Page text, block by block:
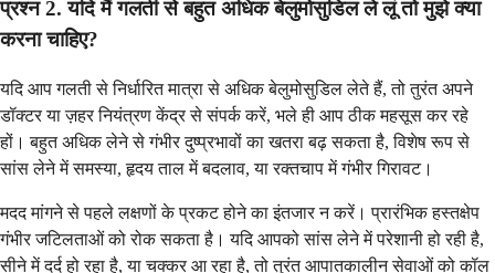
प्रश्न 2. यदि मैं गलती से बहुत अधिक बेलुमोसुडिल ले लूं तो मुझे क्या
करना चाहिए?
यदि आप गलती से निर्धारित मात्रा से अधिक बेलुमोसुडिल लेते हैं, तो तुरंत अपने
डॉक्टर या ज़हर नियंत्रण केंद्र से संपर्क करें, भले ही आप ठीक महसूस कर रहे
हों। बहुत अधिक लेने से गंभीर दुष्प्रभावों का खतरा बढ़ सकता है, विशेष रूप से
सांस लेने में समस्या, हृदय ताल में बदलाव, या रक्तचाप में गंभीर गिरावट।
मदद मांगने से पहले लक्षणों के प्रकट होने का इंतजार न करें। प्रारंभिक हस्तक्षेप
गंभीर जटिलताओं को रोक सकता है। यदि आपको सांस लेने में परेशानी हो रही है,
सीने में दर्द हो रहा है, या चक्कर आ रहा है, तो तुरंत आपातकालीन सेवाओं को कॉल